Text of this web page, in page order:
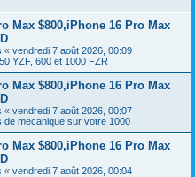
Max $800,iPhone 16 Pro Max
« vendredi 7 août 2026, 00:09
YZF, 600 et 1000 FZR
Max $800,iPhone 16 Pro Max
« vendredi 7 août 2026, 00:07
de mecanique sur votre 1000
Max $800,iPhone 16 Pro Max
« vendredi 7 août 2026, 00:04